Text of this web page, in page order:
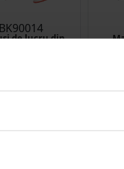
BK90014
de lucru din